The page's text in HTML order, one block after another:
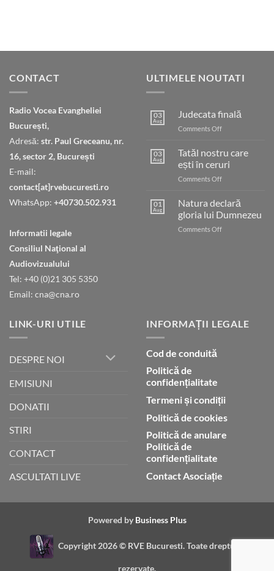
CONTACT
Radio Vocea Evangheliei
București,
Adresă: str. Paul Greceanu, nr.
16, sector 2, București
E-mail:
contact[at]rvebucuresti.ro
WhatsApp: +40730.502.931
Informatii legale
Consiliul Naţional al
Audiovizualului
Tel: +40 (0)21 305 5350
Email: cna@cna.ro
ULTIMELE NOUTATI
03
Aug
Judecata finală
Comments Offon
03
Aug
Tatăl nostru care
ești în ceruri
Comments Offon
nostru
care
ești
în
01
Aug
Natura declară
gloria lui Dumnezeu
Comments Offon
LINK-URI UTILE
DESPRE NOI
EMISIUNI
DONATII
STIRI
CONTACT
ASCULTATI LIVE
INFORMAȚII LEGALE
Cod de conduită
Politică de
confidențialitate
Termeni și condiții
Politică de cookies
Politică de anulare
Politică de
confidențialitate
Contact Asociație
Powered by Business Plus
Copyright 2026 © RVE Bucuresti. Toate drepturile
rezervate.